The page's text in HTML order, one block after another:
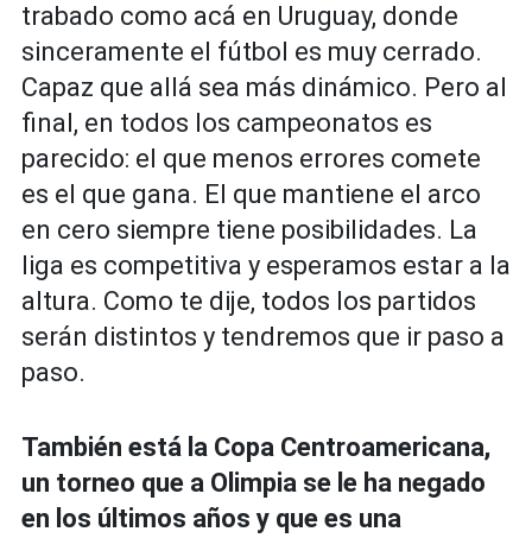
trabado como acá en Uruguay, donde
sinceramente el fútbol es muy cerrado.
Capaz que allá sea más dinámico. Pero al
final, en todos los campeonatos es
parecido: el que menos errores comete
es el que gana. El que mantiene el arco
en cero siempre tiene posibilidades. La
liga es competitiva y esperamos estar a la
altura. Como te dije, todos los partidos
serán distintos y tendremos que ir paso a
paso.
También está la Copa Centroamericana,
un torneo que a Olimpia se le ha negado
en los últimos años y que es una